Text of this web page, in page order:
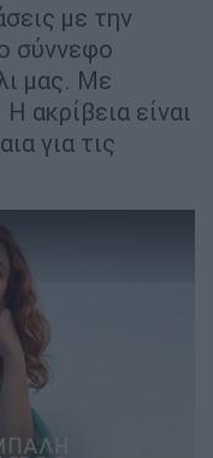
με την
σύννεφο
μας. Με
ακρίβεια είναι
για τις